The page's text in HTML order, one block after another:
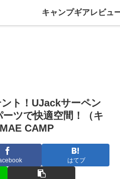
ト！UJackサーペン
ーツで快適空間！（キ
CAMP
はてブ
キャンプギアレビュ